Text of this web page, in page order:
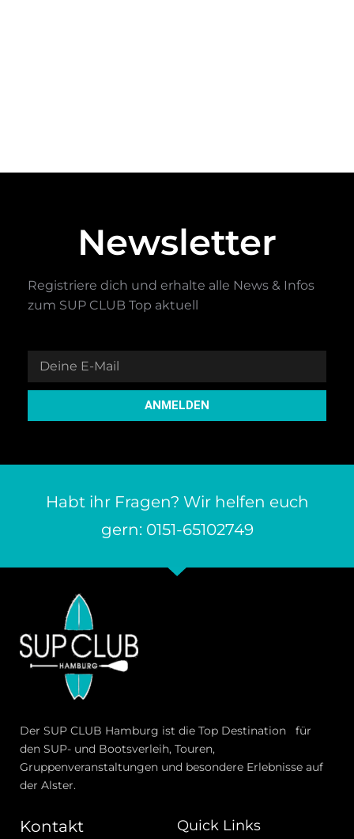
Newsletter
Registriere dich und erhalte alle News & Infos
zum SUP CLUB Top aktuell
ANMELDEN
Habt ihr Fragen? Wir helfen euch
gern: 0151-65102749
Der SUP CLUB Hamburg ist die Top Destination für
den SUP- und Bootsverleih, Touren,
Gruppenveranstaltungen und besondere Erlebnisse auf
der Alster.
Kontakt Quick Links